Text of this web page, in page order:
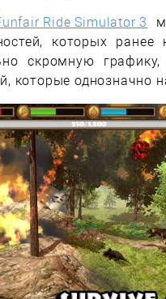
Ride Simulator 3
которых
скромную
которые однозначно